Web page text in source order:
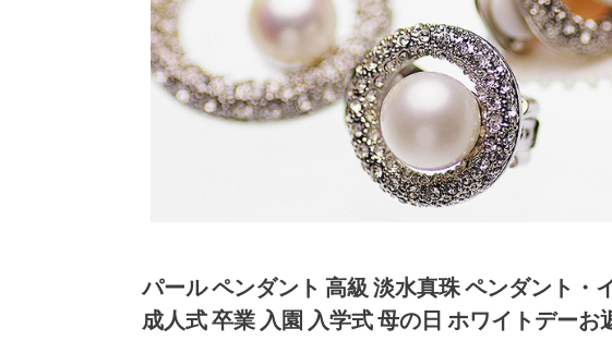
パール ペンダント 高級 淡水真珠 ペンダント
成人式 卒業 入園 入学式 母の日 ホワイトデー